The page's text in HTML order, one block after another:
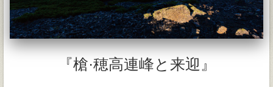
『槍·穂高連峰と来迎』